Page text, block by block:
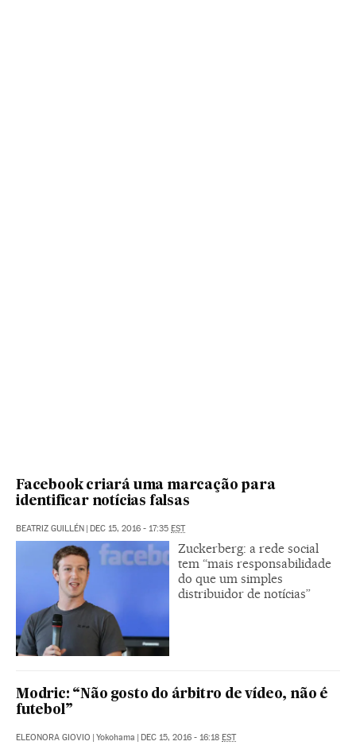
Facebook criará uma marcação para
identificar notícias falsas
BEATRIZ GUILLÉN DEC 15, 2016 - 17:35 EST
Zuckerberg: a rede social
tem “mais responsabilidade
do que um simples
distribuidor de notícias”
Modric: “Não gosto do árbitro de vídeo, não é
futebol”
ELEONORA GIOVIO Yokohama DEC 15, 2016 - 16:18 EST